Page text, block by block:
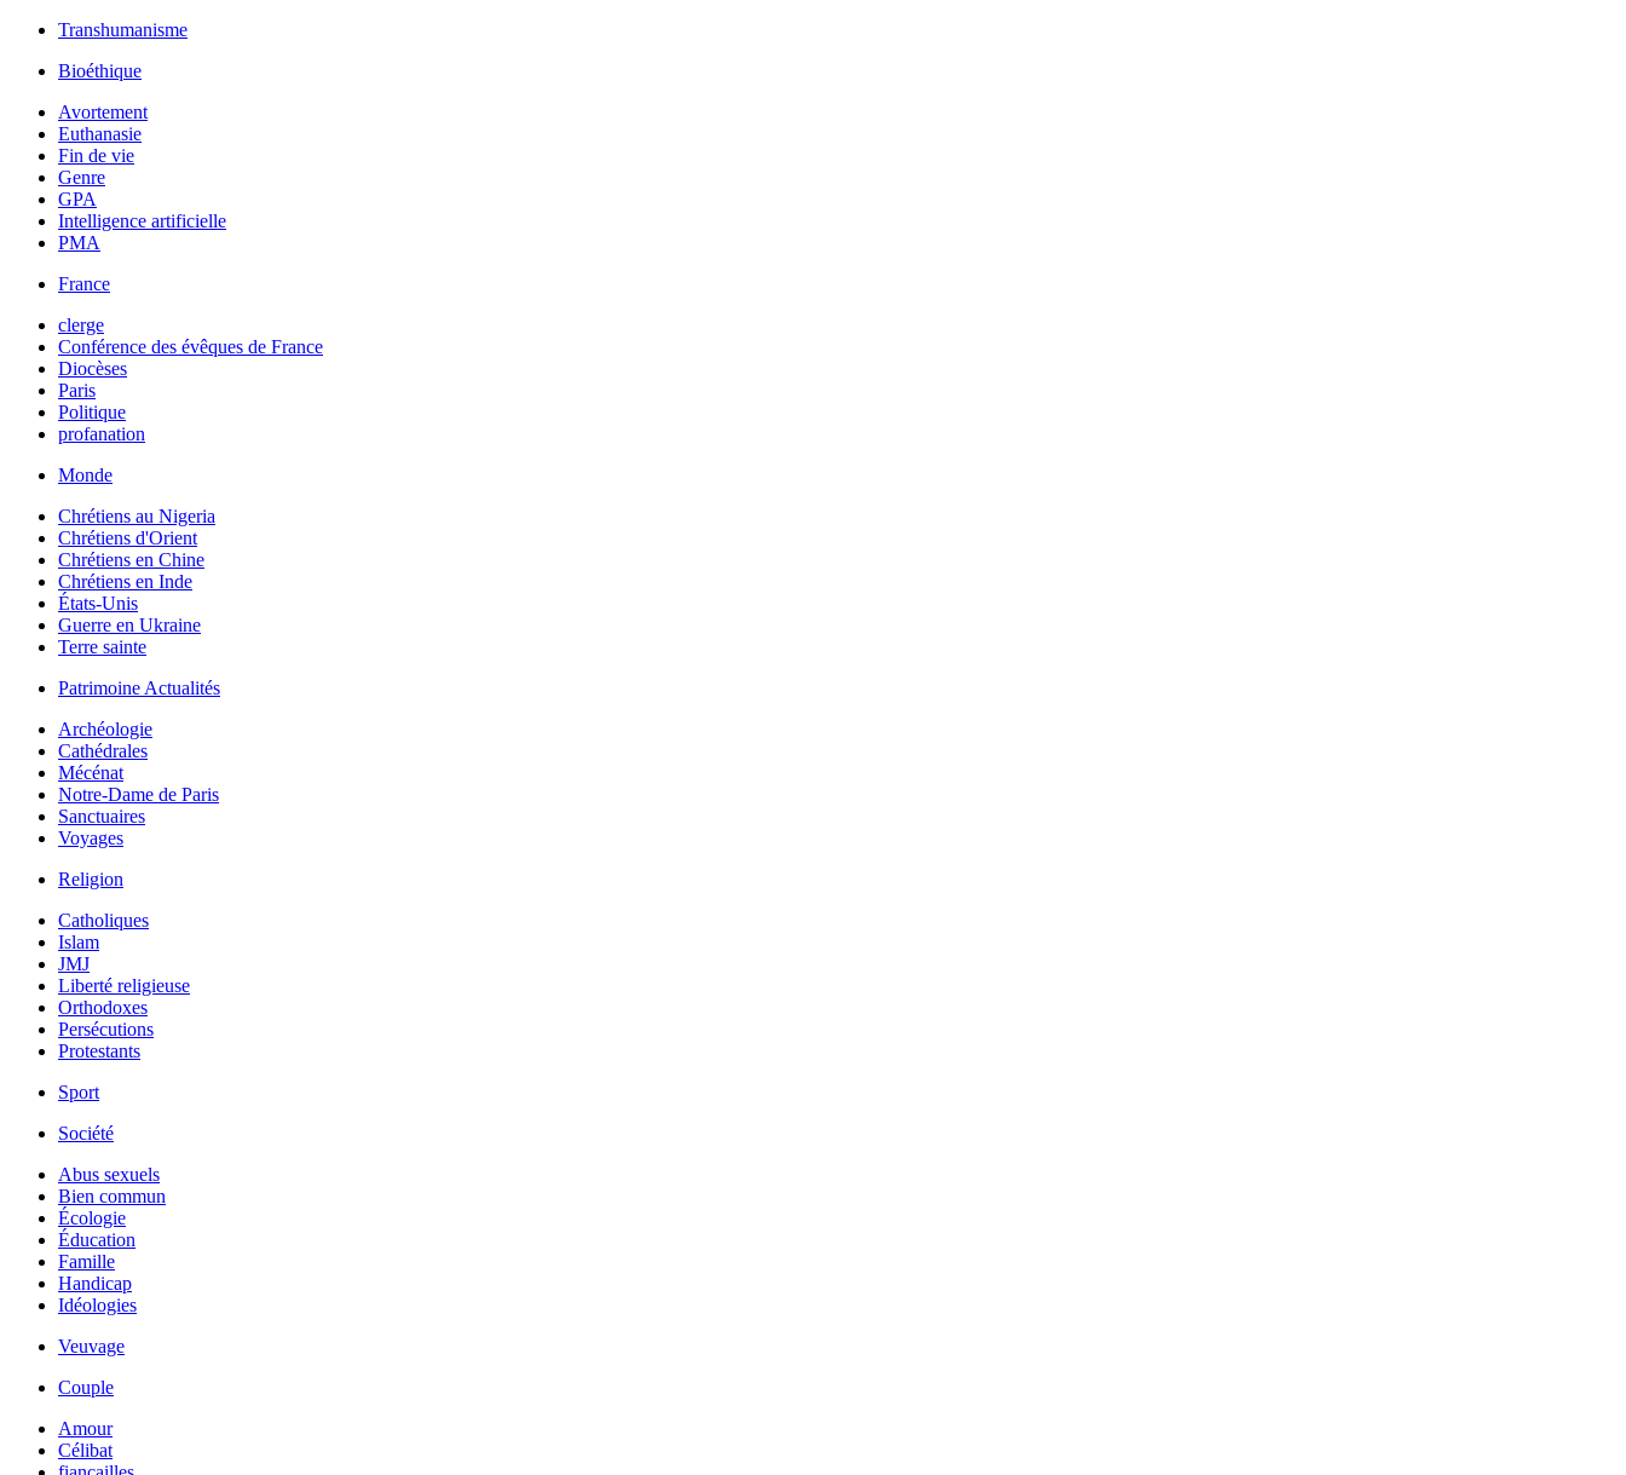
Transhumanisme
Bioéthique
Avortement
Euthanasie
Fin de vie
Genre
GPA
Intelligence artificielle
PMA
France
clerge
Conférence des évêques de France
Diocèses
Paris
Politique
profanation
Monde
Chrétiens au Nigeria
Chrétiens d'Orient
Chrétiens en Chine
Chrétiens en Inde
États-Unis
Guerre en Ukraine
Terre sainte
Patrimoine Actualités
Archéologie
Cathédrales
Mécénat
Notre-Dame de Paris
Sanctuaires
Voyages
Religion
Catholiques
Islam
JMJ
Liberté religieuse
Orthodoxes
Persécutions
Protestants
Sport
Société
Abus sexuels
Bien commun
Écologie
Éducation
Famille
Handicap
Idéologies
Veuvage
Couple
Amour
Célibat